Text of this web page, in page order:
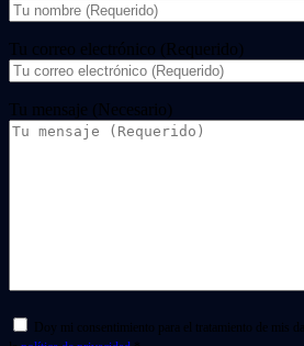
Tu correo electrónico (Requerido)
Tu mensaje (Necesario)
Doy mi consentimiento para el tratamiento de mis